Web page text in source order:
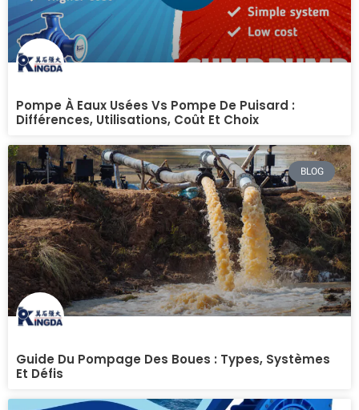
Pompe À Eaux Usées Vs Pompe De Puisard :
Différences, Utilisations, Coût Et Choix
BLOG
Guide Du Pompage Des Boues : Types, Systèmes
Et Défis